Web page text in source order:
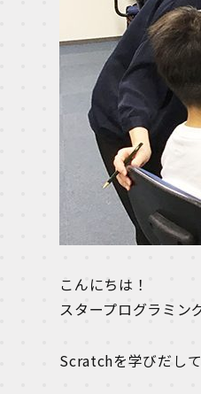
こんにちは！
スタープログラミ
Scratchを学びだし